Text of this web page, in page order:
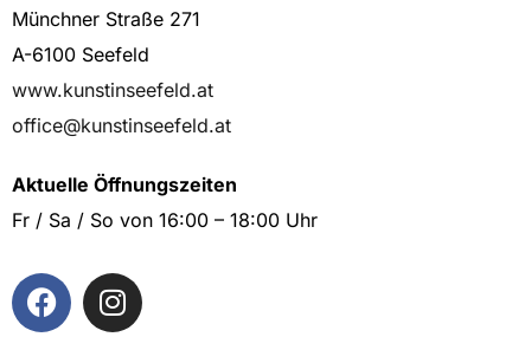
Münchner Straße 271
A-6100 Seefeld
www.kunstinseefeld.at
office@kunstinseefeld.at
Aktuelle Öffnungszeiten
Fr / Sa / So von 16:00 – 18:00 Uhr